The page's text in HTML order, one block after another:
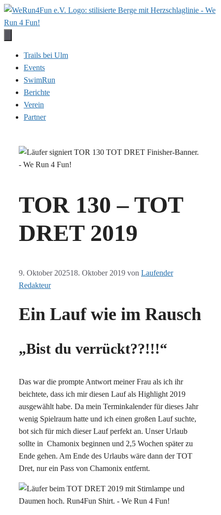
Zum
Inhalt
Trails bei Ulm
Events
SwimRun
Berichte
Verein
Partner
TOR 130 – TOT
DRET 2019
9. Oktober 202518. Oktober 2019 von Laufender
Redakteur
Ein Lauf wie im Rausch
„Bist du verrückt??!!!“
Das war die prompte Antwort meiner Frau als ich ihr
beichtete, dass ich mir diesen Lauf als Highlight 2019
ausgewählt habe. Da mein Terminkalender für dieses Jahr
wenig Spielraum hatte und ich einen großen Lauf suchte,
bot sich für mich dieser Lauf perfekt an. Unser Urlaub
sollte in Chamonix beginnen und 2,5 Wochen später zu
Ende gehen. Am Ende des Urlaubs wäre dann der TOT
Dret, nur ein Pass von Chamonix entfernt.